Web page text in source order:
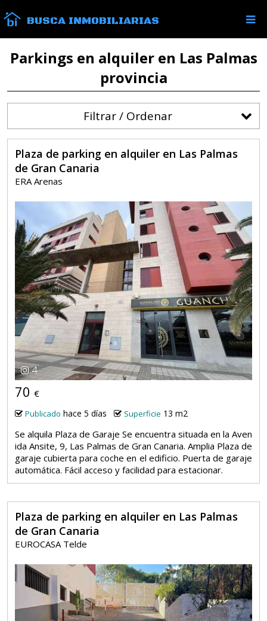
BUSCA INMOBILIARIAS
Parkings en alquiler en Las Palmas
provincia
Filtrar / Ordenar
Plaza de parking en alquiler en Las Palmas
de Gran Canaria
ERA Arenas
4
70 €
Publicado hace 5 días Superficie 13 m2
Se alquila Plaza de Garaje Se encuentra situada en la Aven
ida Ansite, 9, Las Palmas de Gran Canaria. Amplia Plaza de
garaje cubierta para coche en el edificio. Puerta de garaje
automática. Fácil acceso y facilidad para estacionar.
Plaza de parking en alquiler en Las Palmas
de Gran Canaria
EUROCASA Telde